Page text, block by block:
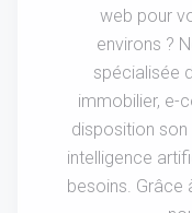
web pour
environs ?
spécialisée
immobilier, e-
disposition
intelligence
besoins. Grâce